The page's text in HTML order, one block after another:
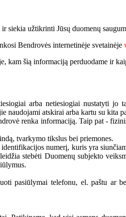
siekia užtikrinti Jūsų duomenų
Bendrovės internetinėje svetainėje
kam šią informaciją perduodame ir
arba netiesiogiai nustatyti jo
atskirai arba kartu su kita
renka informaciją. Taip pat -
tvarkymo tikslus bei priemones.
numerį, kuris yra
stebėti Duomenų subjekto
pasiūlymai telefonu, el. paštu ar